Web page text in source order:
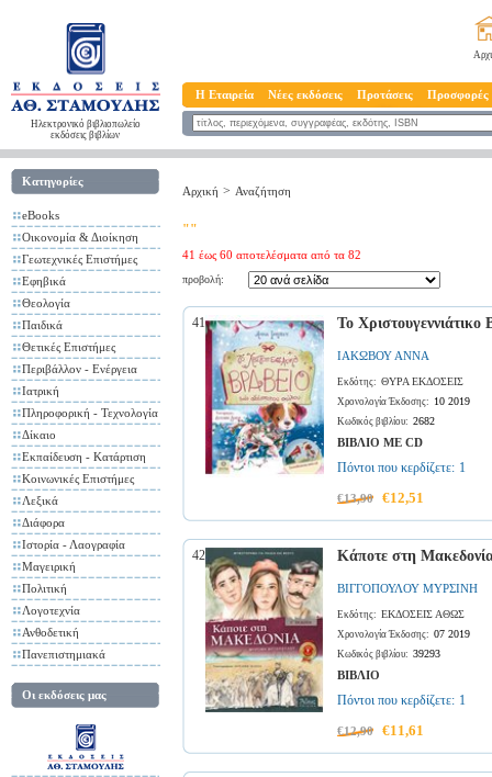
Ηλεκτρονικό βιβλιοπωλείο
εκδόσεις βιβλίων
Η Εταιρεία Νέες εκδόσεις Προτάσεις Προσφορές
Κατηγορίες
eBooks
Οικονομία & Διοίκηση
Γεωτεχνικές Επιστήμες
Εφηβικά
Θεολογία
Παιδικά
Θετικές Επιστήμες
Περιβάλλον - Ενέργεια
Ιατρική
Πληροφορική - Τεχνολογία
Δίκαιο
Εκπαίδευση - Κατάρτιση
Κοινωνικές Επιστήμες
Λεξικά
Διάφορα
Ιστορία - Λαογραφία
Μαγειρική
Πολιτική
Λογοτεχνία
Ανθοδετική
Πανεπιστημιακά
Οι εκδόσεις μας
Αρχική > Αναζήτηση
""
41 έως 60 αποτελέσματα από τα 82
προβολή:
41 Το
ΙΑΚΩΒΟΥ ΑΝΝΑ
Εκδότης: ΘΥΡΑ ΕΚΔΟΣΕΙΣ
Χρονολογία Έκδοσης: 10 2019
Κωδικός βιβλίου: 2682
ΒΙΒΛΙΟ ΜΕ CD
Πόντοι που κερδίζετε: 1
€13,90 €12,51
42 Κάποτε στη
ΒΙΓΓΟΠΟΥΛΟΥ ΜΥΡΣΙΝΗ
Εκδότης: ΕΚΔΟΣΕΙΣ ΑΘΩΣ
Χρονολογία Έκδοσης: 07 2019
Κωδικός βιβλίου: 39293
ΒΙΒΛΙΟ
Πόντοι που κερδίζετε: 1
€12,90 €11,61